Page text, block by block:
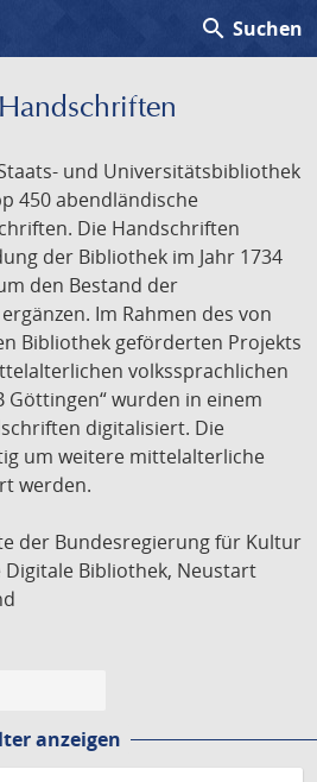
search Suchen
und Universitätsbibliothek
450 abendländische
Die Handschriften
der Bibliothek im Jahr 1734
den Bestand der
Im Rahmen des von
Bibliothek geförderten Projekts
volkssprachlichen
Göttingen“ wurden in einem
digitalisiert. Die
um weitere mittelalterliche
werden.
der Bundesregierung für Kultur
Bibliothek, Neustart
anzeigen